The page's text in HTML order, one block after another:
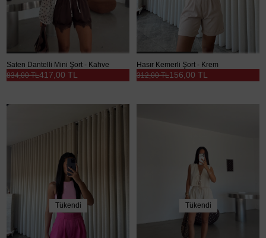
Saten Dantelli Mini Şort - Kahve
417,00 TL
834,00 TL
Hasır Kemerli Şort - Krem
156,00 TL
312,00 TL
Tükendi Tükendi